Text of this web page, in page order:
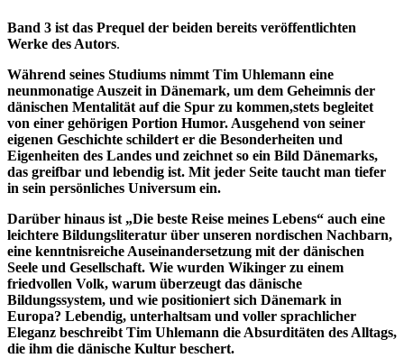
Band 3 ist das Prequel der beiden bereits veröffentlichten
Werke des Autors.
Während seines Studiums nimmt Tim Uhlemann eine
neunmonatige Auszeit in Dänemark, um dem Geheimnis der
dänischen Mentalität auf die Spur zu kommen,stets begleitet
von einer gehörigen Portion Humor. Ausgehend von seiner
eigenen Geschichte schildert er die Besonderheiten und
Eigenheiten des Landes und zeichnet so ein Bild Dänemarks,
das greifbar und lebendig ist. Mit jeder Seite taucht man tiefer
in sein persönliches Universum ein.
Darüber hinaus ist „Die beste Reise meines Lebens“ auch eine
leichtere Bildungsliteratur über unseren nordischen Nachbarn,
eine kenntnisreiche Auseinandersetzung mit der dänischen
Seele und Gesellschaft. Wie wurden Wikinger zu einem
friedvollen Volk, warum überzeugt das dänische
Bildungssystem, und wie positioniert sich Dänemark in
Europa? Lebendig, unterhaltsam und voller sprachlicher
Eleganz beschreibt Tim Uhlemann die Absurditäten des Alltags,
die ihm die dänische Kultur beschert.